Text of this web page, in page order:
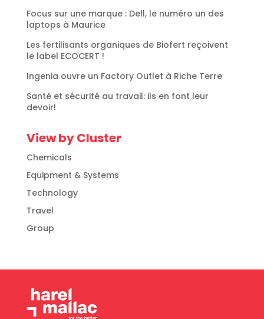
Focus sur une marque : Dell, le numéro un des
laptops à Maurice
Les fertilisants organiques de Biofert reçoivent
le label ECOCERT !
Ingenia ouvre un Factory Outlet à Riche Terre
Santé et sécurité au travail: ils en font leur
devoir!
View by Cluster
Chemicals
Equipment & Systems
Technology
Travel
Group